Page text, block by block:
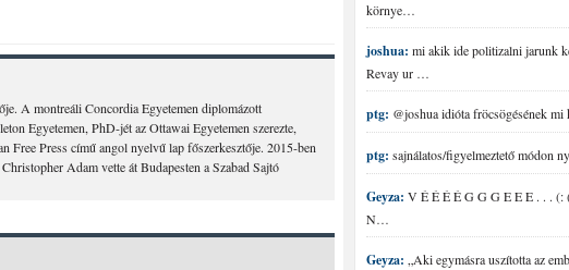
A montreáli Concordia Egyetemen diplomázott
Egyetemen, PhD-jét az Ottawai Egyetemen szerezte,
Press című angol nyelvű lap főszerkesztője. 2015-ben
Adam vette át Budapesten a Szabad Sajtó
környe…
joshua: mi akik ide politizalni jarunk
Revay ur …
ptg: @joshua idióta fröcsögésének
ptg: sajnálatos/figyelmeztető módon
Geyza: V É É É É G G G E E E . . .
N…
Geyza: „Aki egymásra uszította az